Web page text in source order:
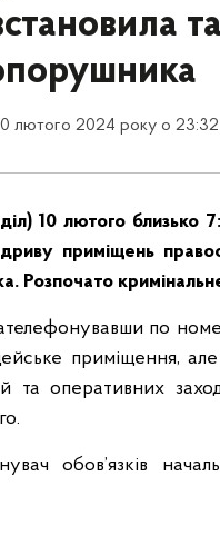
лютого 2024 року о 23:32
10 лютого близько
приміщень
Розпочато
по
приміщення,
оперативних
обов’язків